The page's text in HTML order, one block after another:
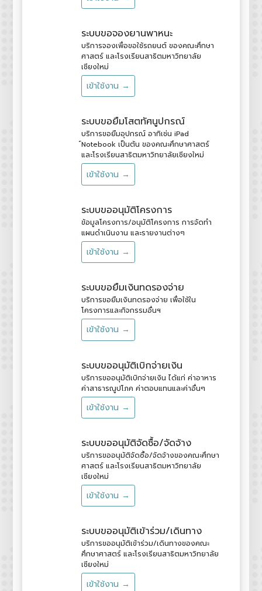
ระบบขอจองยานพาหนะ
บริการจองเพื่อขอใช้รถยนต์ ของคณะศึกษา
ศาสตร์ และโรงเรียนสาธิตมหาวิทยาลัย
เชียงใหม่
เข้าใช้งาน →
ระบบขอยืมโสตทัศนูปกรณ์
บริการขอยืมอุปกรณ์ อาทิเช่น iPad
์Notebook เป็นต้น ของคณะศึกษาศาสตร์
และโรงเรียนสาธิตมหาวิทยาลัยเชียงใหม่
เข้าใช้งาน →
ระบบขออนุมัติโครงการ
ข้อมูลโครงการ/อนุมัติโครงการ การจัดทำ
แผนดำเนินงาน และรายงานต่างๆ
เข้าใช้งาน →
ระบบขอยืมเงินทดรองจ่าย
บริการขอยืมเงินทดรองจ่าย เพื่อใช้ใน
โครงการและกิจกรรมอื่นฯ
เข้าใช้งาน →
ระบบขออนุมัติเบิกจ่ายเงิน
บริการขออนุมัติเบิกจ่ายเงิน ได้แก่ ค่าอาหาร
ค่าสาธารณูปโภค ค่าตอบแทนและค่าอื่นๆ
เข้าใช้งาน →
ระบบขออนุมัติจัดซื้อ/จัดจ้าง
บริการขออนุมัติจัดซื้อ/จัดจ้างของคณะศึกษา
ศาสตร์ และโรงเรียนสาธิตมหาวิทยาลัย
เชียงใหม่
เข้าใช้งาน →
ระบบขออนุมัติเข้าร่วม/เดินทาง
บริการขออนุมัติเข้าร่วม/เดินทางของคณะ
ศึกษาศาสตร์ และโรงเรียนสาธิตมหาวิทยาลัย
เชียงใหม่
เข้าใช้งาน →